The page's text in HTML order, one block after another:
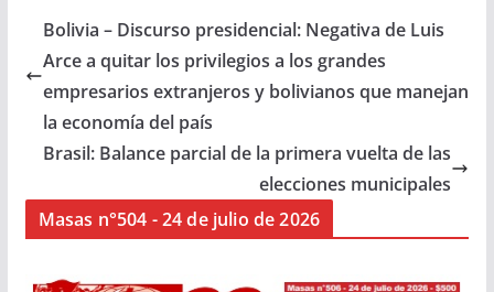
Bolivia – Discurso presidencial: Negativa de Luis
Arce a quitar los privilegios a los grandes
empresarios extranjeros y bolivianos que manejan
la economía del país
Brasil: Balance parcial de la primera vuelta de las
elecciones municipales
Masas n°504 - 24 de julio de 2026